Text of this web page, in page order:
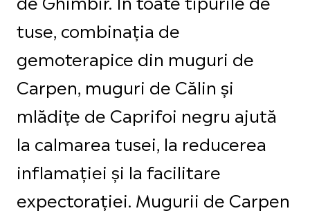
tuse, combinația de
gemoterapice din muguri de
Carpen, muguri de Călin și
mlădițe de Caprifoi negru ajută
la calmarea tusei, la reducerea
inflamației și la facilitare
expectorației. Mugurii de Carpen